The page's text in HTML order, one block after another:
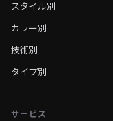
スタイル別
カラー別
技術別
タイプ別
サービス